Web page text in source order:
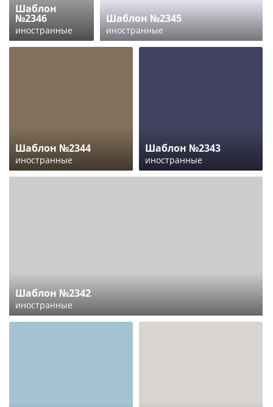
Шаблон
№2346
иностранные
Шаблон №2345
иностранные
Шаблон №2344
иностранные
Шаблон №2343
иностранные
Шаблон №2342
иностранные